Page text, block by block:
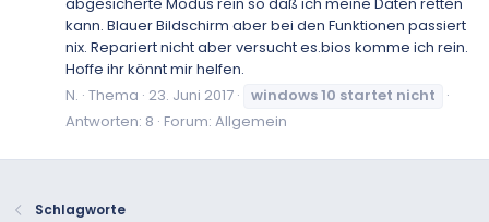
kann. Blauer Bildschirm aber bei den Funktionen passiert
nix. Repariert nicht aber versucht es.bios komme ich rein.
Hoffe ihr könnt mir helfen.
N. Thema 23. Juni 2017 windows10 startet nicht
Antworten: 8 Forum: Allgemein
Schlagworte